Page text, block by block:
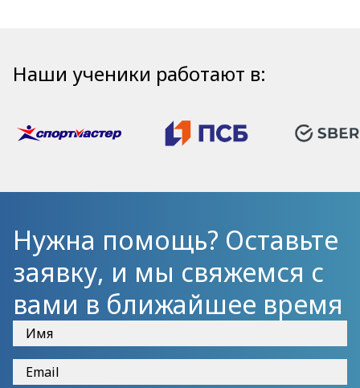
Наши ученики работают в:
Нужна помощь? Оставьте
заявку, и мы свяжемся с
вами в ближайшее время